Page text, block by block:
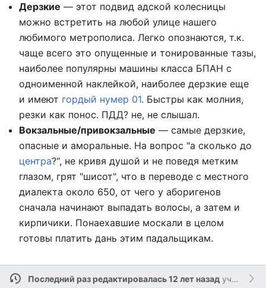
Дерзкие — этот подвид адской колесницы
можно встретить на любой улице нашего
любимого метрополиса. Легко опознаются, т.к.
чаще всего это опущенные и тонированные тазы,
наиболее популярны машины класса БПАН с
одноименной наклейкой, наиболее дерзкие еще
и имеют гордый нумер 01. Быстры как молния,
резки как понос. ПДД? не, не слышал.
Вокзальные/привокзальные — самые дерзкие,
опасные и аморальные. На вопрос "а сколько до
центра?", не кривя душой и не поведя метким
глазом, грят "шисот", что в переводе с местного
диалекта около 650, от чего у аборигенов
сначала начинают выпадать волосы, а затем и
кирпичики. Понаехавшие москали в целом
готовы платить дань этим падальщикам.
Последний раз редактировалась 12 лет назадучастником